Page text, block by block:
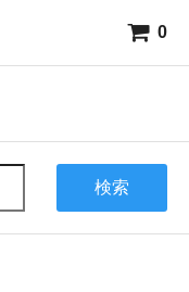
0
検索